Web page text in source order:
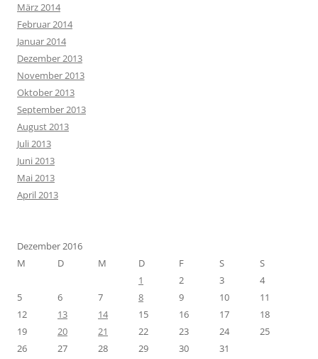
März 2014
Februar 2014
Januar 2014
Dezember 2013
November 2013
Oktober 2013
September 2013
August 2013
Juli 2013
Juni 2013
Mai 2013
April 2013
Dezember 2016
M
D M D F S
S
1
2 3
4
5
6 7 8 9 10
11
12
13 14 15 16 17
18
19
20 21 22 23 24
25
26
27 28 29 30 31